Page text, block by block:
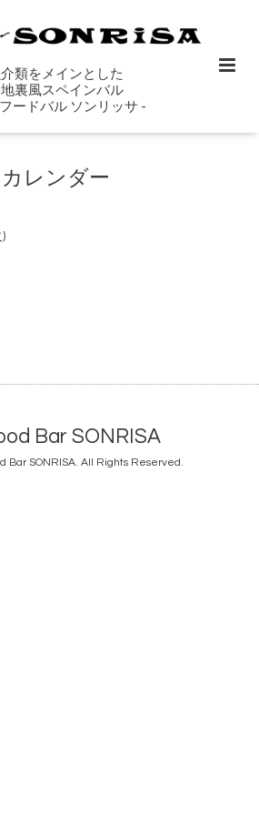
類をメインとした
裏風スペインバル
ードバル ソンリッサ -
カレンダー
Bar SONRISA
Bar SONRISA. All Rights Reserved.